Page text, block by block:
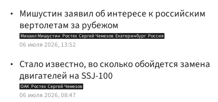
Мишустин заявил об интересе к российским
вертолетам за рубежом
Михаил Мишустин Ростех Сергей Чемезов Екатеринбург Россия
06 июля 2026, 13:52
Стало известно, во сколько обойдется замена
двигателей на SSJ-100
ОАК Ростех Сергей Чемезов
06 июля 2026, 08:47